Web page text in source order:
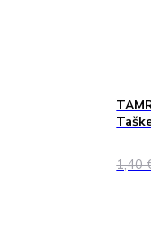
1,40